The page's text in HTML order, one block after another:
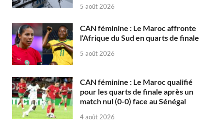
5 août 2026
CAN féminine : Le Maroc affronte
l’Afrique du Sud en quarts de finale
5 août 2026
CAN féminine : Le Maroc qualifié
pour les quarts de finale après un
match nul (0-0) face au Sénégal
4 août 2026